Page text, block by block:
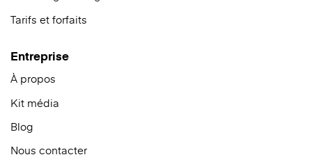
Tarifs et forfaits
Entreprise
À propos
Kit média
Blog
Nous contacter